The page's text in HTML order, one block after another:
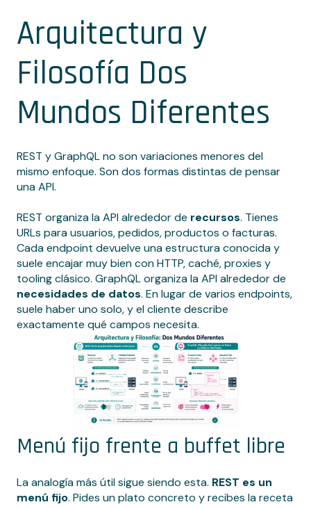
Arquitectura y
Filosofía Dos
Mundos Diferentes
REST y GraphQL no son variaciones menores del
mismo enfoque. Son dos formas distintas de pensar
una API.
REST organiza la API alrededor de recursos. Tienes
URLs para usuarios, pedidos, productos o facturas.
Cada endpoint devuelve una estructura conocida y
suele encajar muy bien con HTTP, caché, proxies y
tooling clásico. GraphQL organiza la API alrededor de
necesidades de datos. En lugar de varios endpoints,
suele haber uno solo, y el cliente describe
exactamente qué campos necesita.
Menú fijo frente a buffet libre
La analogía más útil sigue siendo esta. REST es un
menú fijo. Pides un plato concreto y recibes la receta